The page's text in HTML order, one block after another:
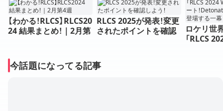
【わかる！RLCS】RLCS20
24 結果まとめ！｜2月第
RLCS 2025が発表！変更
されたポイントを確認
ロケリ世
「RLCS
今話題になってる記事